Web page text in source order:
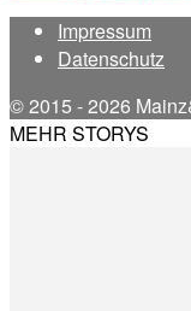
Impressum
Datenschutz
© 2015 - 2026
MEHR STORYS